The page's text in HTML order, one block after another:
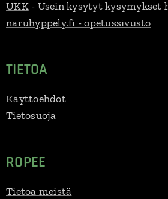
UKK- Usein kysytyt kysymykset
naruhyppely.fi - opetussivusto
TIETOA
Käyttöehdot
Tietosuoja
ROPEE
Tietoa meistä